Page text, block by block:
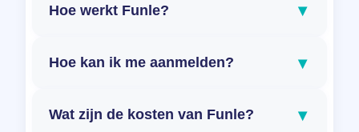
Hoe werkt Funle? ▾
Hoe kan ik me aanmelden? ▾
Wat zijn de kosten van Funle? ▾